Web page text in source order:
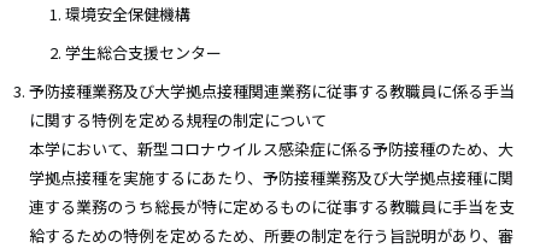
環境安全保健機構
学生総合支援センター
予防接種業務及び大学拠点接種関連業務に従事する教職員に係る手当
に関する特例を定める規程の制定について
本学において、新型コロナウイルス感染症に係る予防接種のため、大
学拠点接種を実施するにあたり、予防接種業務及び大学拠点接種に関
連する業務のうち総長が特に定めるものに従事する教職員に手当を支
給するための特例を定めるため、所要の制定を行う旨説明があり、審